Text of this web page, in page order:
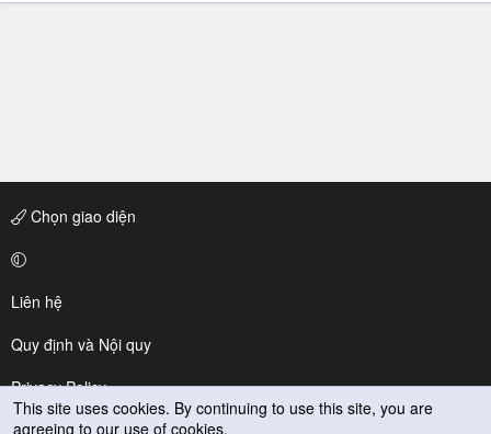
Chọn giao diện
Liên hệ
Quy định và Nội quy
Privacy Policy
Trợ giúp
This site uses cookies. By continuing to use this site, you are
agreeing to our use of cookies.